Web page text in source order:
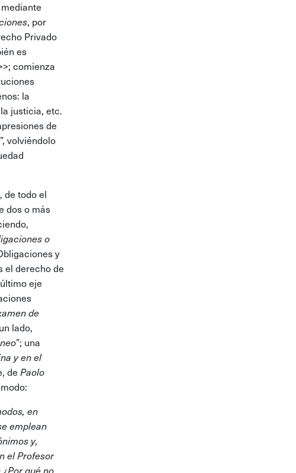
, por
Privado
es
comienza
la
justicia, etc.
de
volviéndolo
de todo el
dos o más
o
y
el derecho de
eje
de
lado,
”; una
y en el
de Paolo
en
emplean
y,
el Profesor
qué no